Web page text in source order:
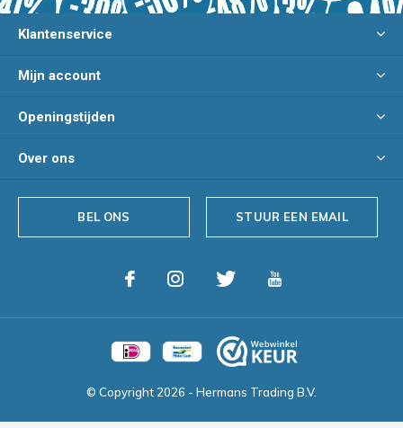
Klantenservice
Mijn account
Openingstijden
Over ons
BEL ONS STUUR EEN EMAIL
© Copyright 2026 - Hermans Trading B.V.